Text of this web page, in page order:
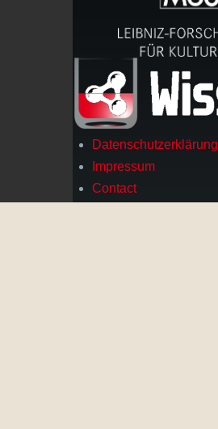
FooterDatenschutzerklärung
Impressum
Contact